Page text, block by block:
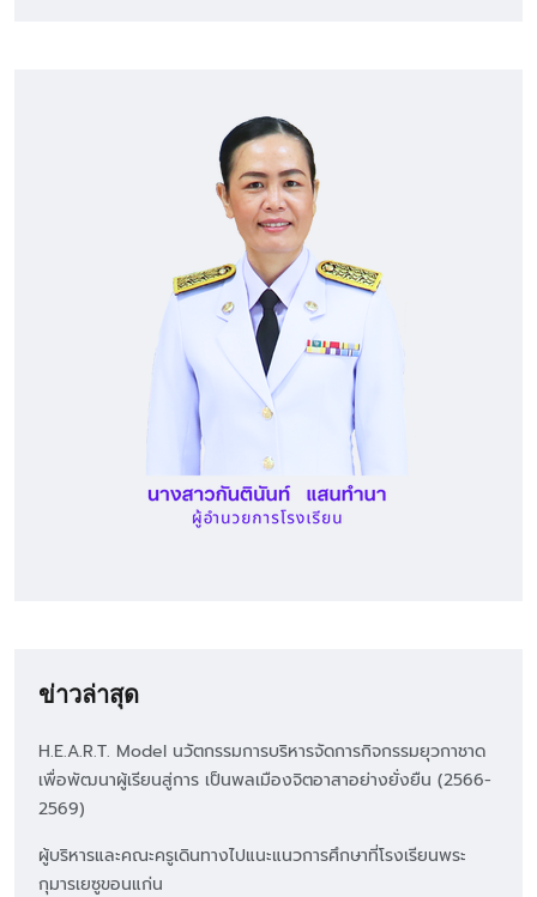
ข่าวล่าสุด
H.E.A.R.T. Model นวัตกรรมการบริหารจัดการกิจกรรมยุวกาชาด
เพื่อพัฒนาผู้เรียนสู่การ เป็นพลเมืองจิตอาสาอย่างยั่งยืน (2566-
2569)
ผู้บริหารและคณะครูเดินทางไปแนะแนวการศึกษาที่โรงเรียนพระ
กุมารเยซูขอนแก่น